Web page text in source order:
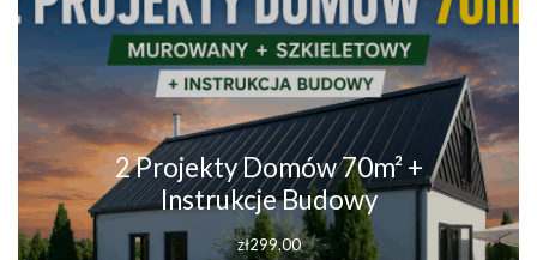
2 Projekty Domów 70m² +
Instrukcje Budowy
zł299.00